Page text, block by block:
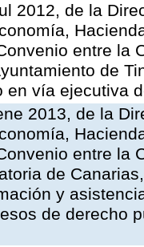
2012, de la
entre la
de
en vía ejecutiva
2013, de la
entre la
de
y
de derecho